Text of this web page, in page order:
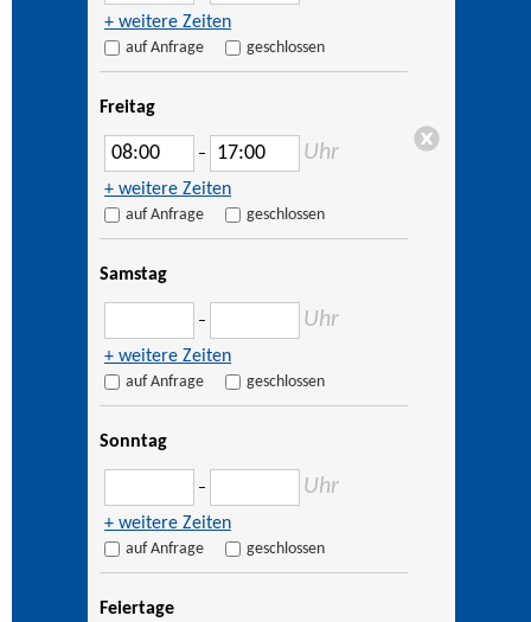
+ weitere Zeiten
auf Anfrage geschlossen
Freitag
– Uhr
+ weitere Zeiten
auf Anfrage geschlossen
Samstag
– Uhr
+ weitere Zeiten
auf Anfrage geschlossen
Sonntag
– Uhr
+ weitere Zeiten
auf Anfrage geschlossen
Feiertage